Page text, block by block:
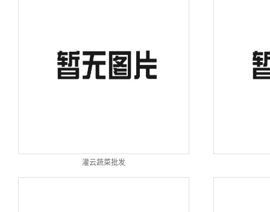
灌云蔬菜批发